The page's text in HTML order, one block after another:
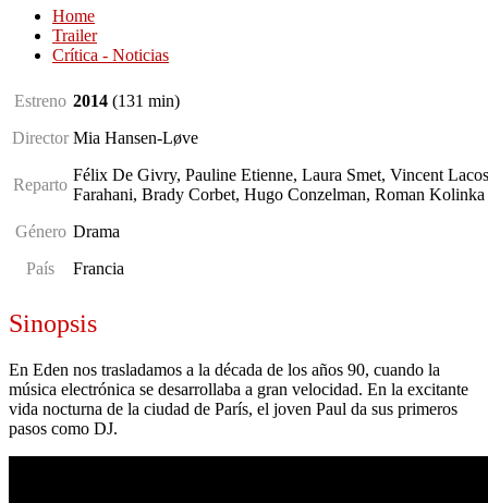
Home
Trailer
Crítica - Noticias
Estreno 2014 (131 min)
Director Mia Hansen-Løve
Reparto
Félix De Givry, Pauline Etienne, Laura Smet, Vincent
Farahani, Brady Corbet, Hugo Conzelman, Roman Kolinka
Género Drama
País
Francia
Sinopsis
En Eden nos trasladamos a la década de los años 90, cuando la
música electrónica se desarrollaba a gran velocidad. En la excitante
vida nocturna de la ciudad de París, el joven Paul da sus primeros
pasos como DJ.